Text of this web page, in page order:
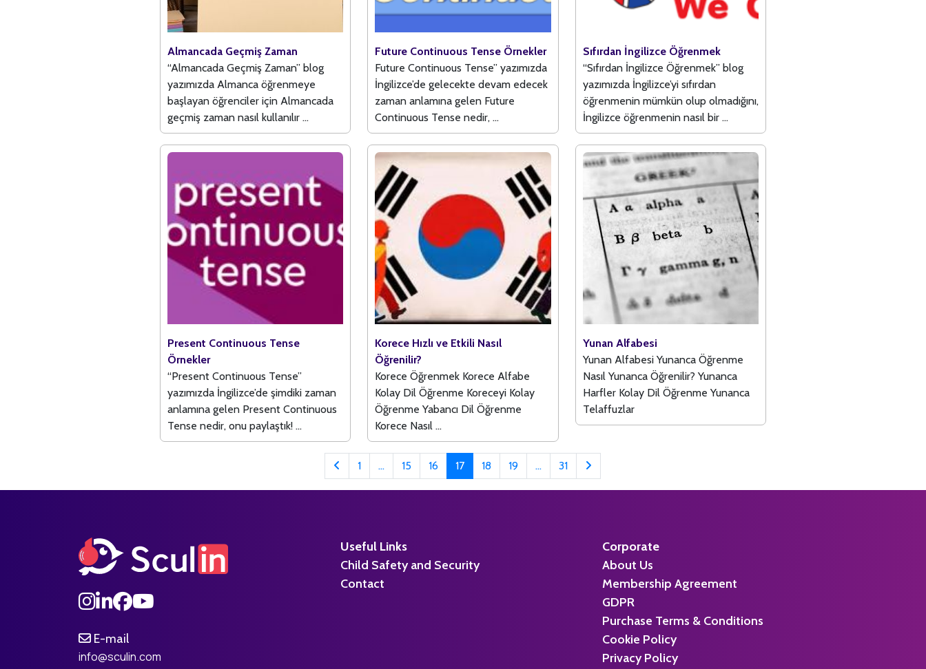
Almancada Geçmiş Zaman
“Almancada Geçmiş Zaman” blog
yazımızda Almanca öğrenmeye
başlayan öğrenciler için Almancada
geçmiş zaman nasıl kullanılır ...
Future Continuous Tense Örnekler
Future Continuous Tense” yazımızda
İngilizce’de gelecekte devam edecek
zaman anlamına gelen Future
Continuous Tense nedir, ...
Sıfırdan İngilizce Öğrenmek
“Sıfırdan İngilizce Öğrenmek” blog
yazımızda İngilizce’yi sıfırdan
öğrenmenin mümkün olup olmadığını,
İngilizce öğrenmenin nasıl bir ...
Present Continuous Tense
Örnekler
“Present Continuous Tense”
yazımızda İngilizce’de şimdiki zaman
anlamına gelen Present Continuous
Tense nedir, onu paylaştık! ...
Korece Hızlı ve Etkili Nasıl
Öğrenilir?
Korece Öğrenmek Korece Alfabe
Kolay Dil Öğrenme Koreceyi Kolay
Öğrenme Yabancı Dil Öğrenme
Korece Nasıl ...
Yunan Alfabesi
Yunan Alfabesi Yunanca Öğrenme
Nasıl Yunanca Öğrenilir? Yunanca
Harfler Kolay Dil Öğrenme Yunanca
Telaffuzlar
1 ... 15 16 17 18 19 ... 31
E-mail
info@sculin.com
Useful Links
Child Safety and Security
Contact
Corporate
About Us
Membership Agreement
GDPR
Purchase Terms & Conditions
Cookie Policy
Privacy Policy